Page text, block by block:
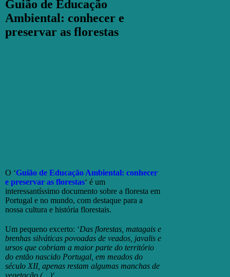
Guião de Educação
Ambiental: conhecer e
preservar as florestas
O ‘Guião de Educação Ambiental: conhecer
e preservar as florestas‘ é um
interessantíssimo documento sobre a floresta em
Portugal e no mundo, com destaque para a
nossa cultura e história florestais.
Um pequeno excerto: ‘Das florestas, matagais e
brenhas silváticas povoadas de veados, javalis e
ursos que cobriam a maior parte do território
do então nascido Portugal, em meados do
século XII, apenas restam algumas manchas de